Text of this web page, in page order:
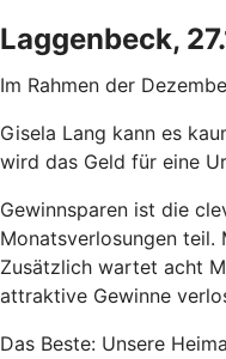
Laggenbeck,
Im Rahmen der
Gisela Lang kann es
wird das Geld für eine
Gewinnsparen ist die
Monatsverlosungen teil.
Zusätzlich wartet acht
attraktive Gewinne
Das Beste: Unsere